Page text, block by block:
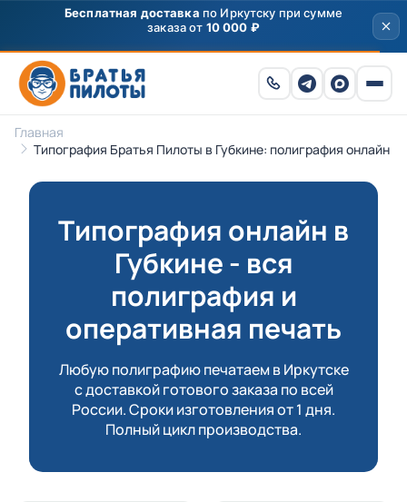
Скидка250 ₽на первый заказ от 3000 ₽ по
промокоду
ПРИВЕТ
Главная
Типография Братья Пилоты в Губкине: полиграфия онлайн
Типография онлайн в
Губкине - вся
полиграфия и
оперативная печать
Любую полиграфию печатаем в Иркутске
с доставкой готового заказа по всей
России. Сроки изготовления от 1 дня.
Полный цикл производства.